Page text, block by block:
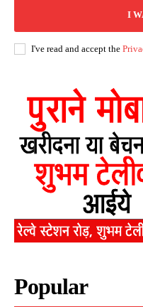
I
I've read and accept the
Popular